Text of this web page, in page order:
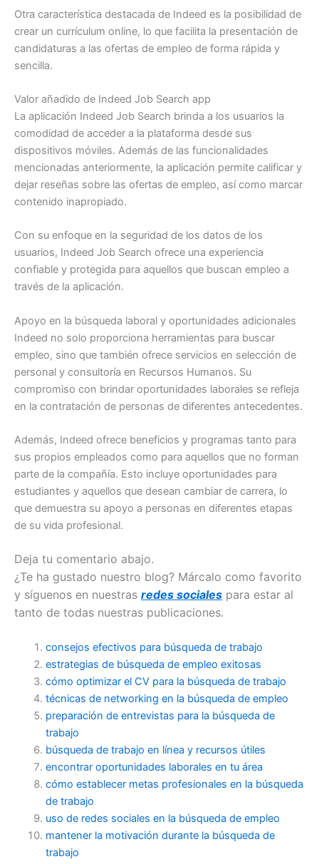
Otra característica destacada de Indeed es la posibilidad de
crear un currículum online, lo que facilita la presentación de
candidaturas a las ofertas de empleo de forma rápida y
sencilla.
Valor añadido de Indeed Job Search app
La aplicación Indeed Job Search brinda a los usuarios la
comodidad de acceder a la plataforma desde sus
dispositivos móviles. Además de las funcionalidades
mencionadas anteriormente, la aplicación permite calificar y
dejar reseñas sobre las ofertas de empleo, así como marcar
contenido inapropiado.
Con su enfoque en la seguridad de los datos de los
usuarios, Indeed Job Search ofrece una experiencia
confiable y protegida para aquellos que buscan empleo a
través de la aplicación.
Apoyo en la búsqueda laboral y oportunidades adicionales
Indeed no solo proporciona herramientas para buscar
empleo, sino que también ofrece servicios en selección de
personal y consultoría en Recursos Humanos. Su
compromiso con brindar oportunidades laborales se refleja
en la contratación de personas de diferentes antecedentes.
Además, Indeed ofrece beneficios y programas tanto para
sus propios empleados como para aquellos que no forman
parte de la compañía. Esto incluye oportunidades para
estudiantes y aquellos que desean cambiar de carrera, lo
que demuestra su apoyo a personas en diferentes etapas
de su vida profesional.
Deja tu comentario abajo.
¿Te ha gustado nuestro blog? Márcalo como favorito
y síguenos en nuestras redes sociales para estar al
tanto de todas nuestras publicaciones.
consejos efectivos para búsqueda de trabajo
estrategias de búsqueda de empleo exitosas
cómo optimizar el CV para la búsqueda de trabajo
técnicas de networking en la búsqueda de empleo
preparación de entrevistas para la búsqueda de
trabajo
búsqueda de trabajo en línea y recursos útiles
encontrar oportunidades laborales en tu área
cómo establecer metas profesionales en la búsqueda
de trabajo
uso de redes sociales en la búsqueda de empleo
mantener la motivación durante la búsqueda de
trabajo